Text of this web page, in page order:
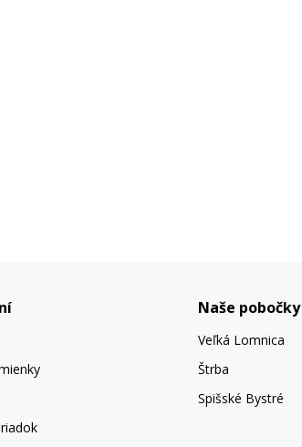
Naše pobočky
Veľká Lomnica
Štrba
Spišské Bystré